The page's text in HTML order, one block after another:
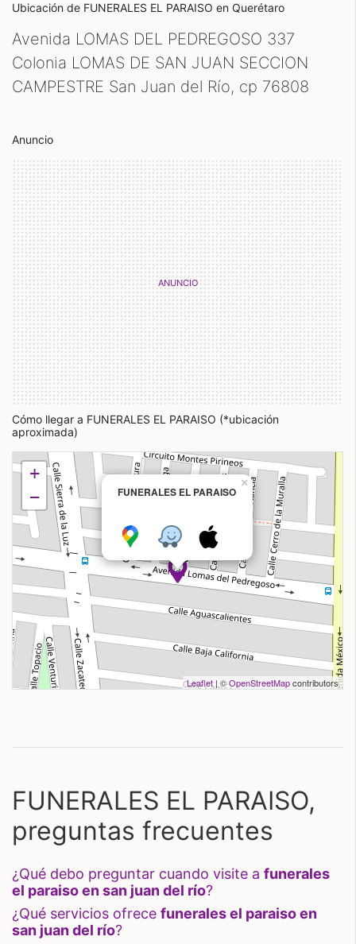
Ubicación de FUNERALES EL PARAISO en Querétaro
Avenida LOMAS DEL PEDREGOSO 337
Colonia LOMAS DE SAN JUAN SECCION
CAMPESTRE San Juan del Río, cp 76808
Anuncio
Cómo llegar a FUNERALES EL PARAISO (*ubicación
aproximada)
FUNERALES EL PARAISO
×
+
−
Leaflet | ©OpenStreetMapcontributors
FUNERALES EL PARAISO,
preguntas frecuentes
¿qué debo preguntar cuando visite a funerales
el paraiso en san juan del río?
¿qué servicios ofrece funerales el paraiso en
san juan del río?